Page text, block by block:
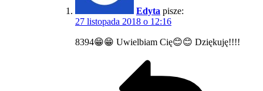
Edyta pisze:
27 listopada 2018 o 12:16
8394😁😁 Uwielbiam Cię😊😊 Dziękuję!!!!